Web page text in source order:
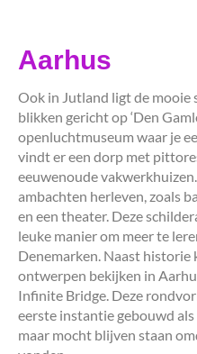
Aarhus
Ook in Jutland ligt de mooie
blikken gericht op ‘Den
openluchtmuseum waar je
vindt er een dorp met
eeuwenoude
ambachten herleven, zoals
en een theater. Deze
leuke manier om meer te
Denemarken. Naast historie
ontwerpen bekijken in
Infinite Bridge. Deze
eerste instantie gebouwd
maar mocht blijven staan